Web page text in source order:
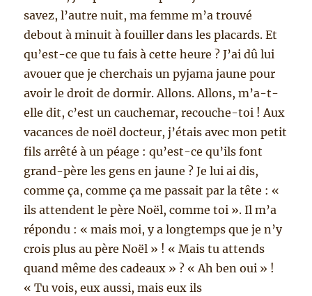
savez, l’autre nuit, ma femme m’a trouvé
debout à minuit à fouiller dans les placards. Et
qu’est-ce que tu fais à cette heure ? J’ai dû lui
avouer que je cherchais un pyjama jaune pour
avoir le droit de dormir. Allons. Allons, m’a-t-
elle dit, c’est un cauchemar, recouche-toi ! Aux
vacances de noël docteur, j’étais avec mon petit
fils arrêté à un péage : qu’est-ce qu’ils font
grand-père les gens en jaune ? Je lui ai dis,
comme ça, comme ça me passait par la tête : «
ils attendent le père Noël, comme toi ». Il m’a
répondu : « mais moi, y a longtemps que je n’y
crois plus au père Noël » ! « Mais tu attends
quand même des cadeaux » ? « Ah ben oui » !
« Tu vois, eux aussi, mais eux ils